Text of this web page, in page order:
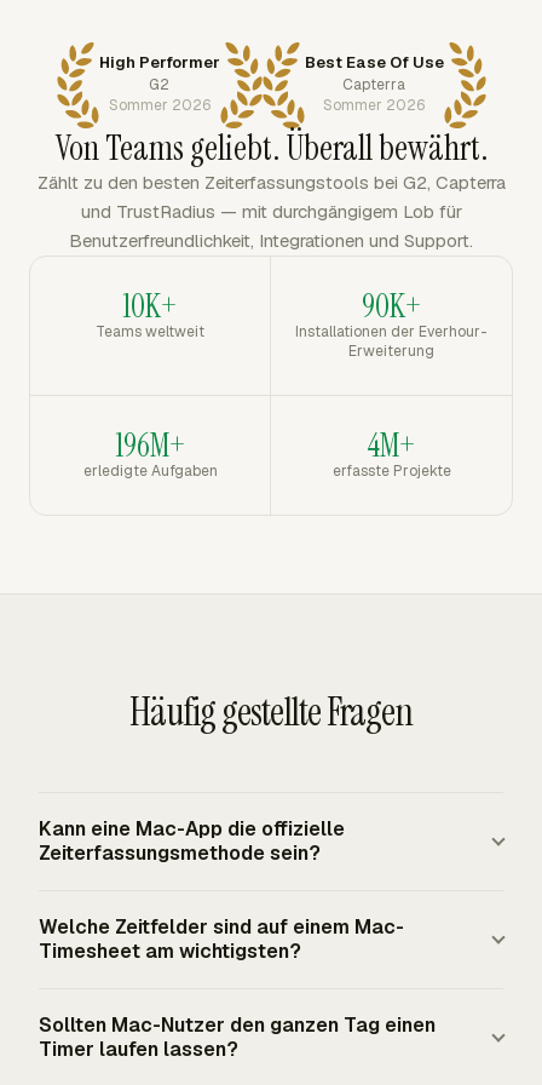
High Performer
G2
Sommer 2026
Best Ease Of Use
Capterra
Sommer 2026
Von Teams geliebt. Überall bewährt.
Zählt zu den besten Zeiterfassungstools bei G2, Capterra
und TrustRadius — mit durchgängigem Lob für
Benutzerfreundlichkeit, Integrationen und Support.
10K+
Teams weltweit
90K+
Installationen der Everhour-
Erweiterung
196M+
erledigte Aufgaben
4M+
erfasste Projekte
Häufig gestellte Fragen
Kann eine Mac-App die offizielle
Zeiterfassungsmethode sein?
vollständige und genaue Zeiterfassungsmethode für
nicht freigestellte Beschäftigte verwenden. Das System
einschließlich der geleisteten Stunden an jedem
Arbeitstag und der gesamten geleisteten Stunden in
Welche Zeitfelder sind auf einem Mac-
Timesheet am wichtigsten?
Kostenkategorie, Aufgabe, Start- und Stoppzeiten oder
Sollten Mac-Nutzer den ganzen Tag einen
Timer laufen lassen?